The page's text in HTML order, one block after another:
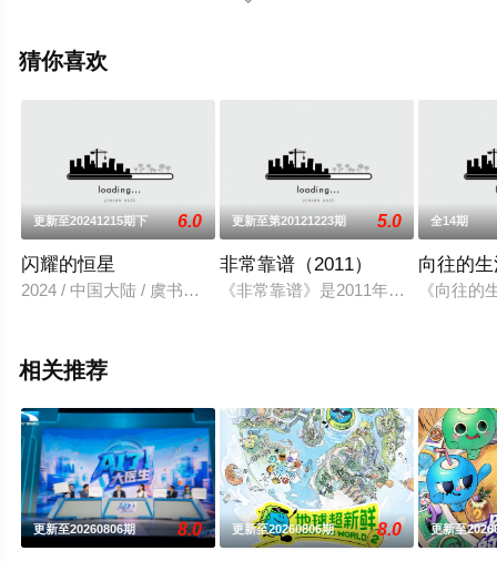
猜你喜欢
更新至20241215期下 6.0
闪耀的恒星
2024 / 中国大陆 / 虞书欣,丁禹兮,祝绪丹,杨仕泽
更新至第20121223期 5.0
非常靠谱（2011）
《非常靠谱》是2011年推出的中国
全14期
向往的
《向往
相关推荐
更新至20260806期 8.0 更新至20260806期 8.0 更新至